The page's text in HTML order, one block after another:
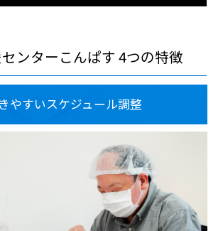
ンターこんぱす 4つの特徴
やすいスケジュール調整